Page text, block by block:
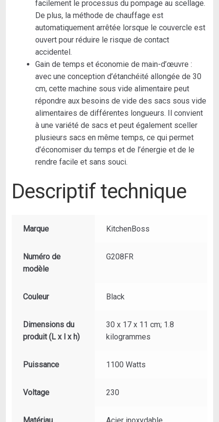
facilement le processus du pompage au scellage.
De plus, la méthode de chauffage est
automatiquement arrêtée lorsque le couvercle est
ouvert pour réduire le risque de contact
accidentel.
Gain de temps et économie de main-d’œuvre :
avec une conception d’étanchéité allongée de 30
cm, cette machine sous vide alimentaire peut
répondre aux besoins de vide des sacs sous vide
alimentaires de différentes longueurs. Il convient
à une variété de sacs et peut également sceller
plusieurs sacs en même temps, ce qui permet
d’économiser du temps et de l’énergie et de le
rendre facile et sans souci.
Descriptif technique
Marque ‎KitchenBoss
Numéro de
modèle
‎G208FR
Couleur ‎Black
Dimensions du
produit (L x l x h)
‎30 x 17 x 11 cm; 1.8
kilogrammes
Puissance ‎1100 Watts
Voltage ‎230
Matériau ‎Acier inoxydable